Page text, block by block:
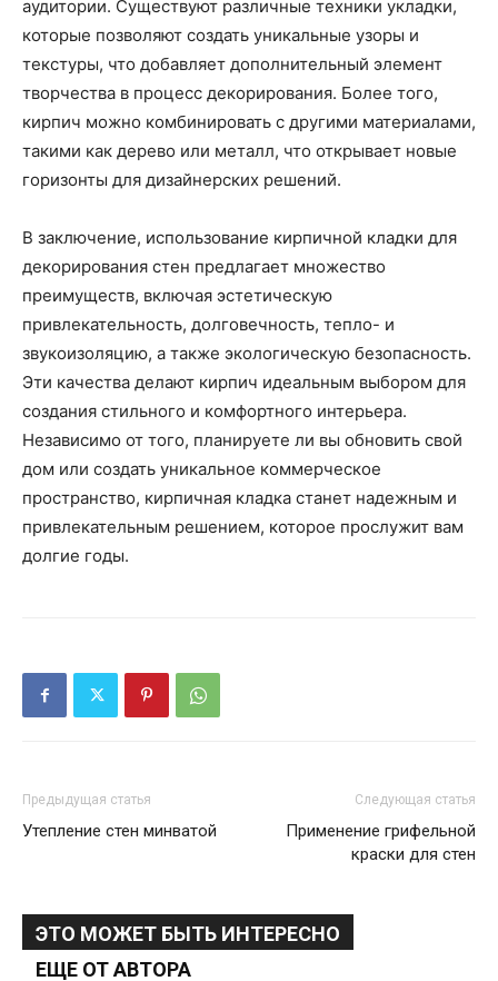
аудитории. Существуют различные техники укладки,
которые позволяют создать уникальные узоры и
текстуры, что добавляет дополнительный элемент
творчества в процесс декорирования. Более того,
кирпич можно комбинировать с другими материалами,
такими как дерево или металл, что открывает новые
горизонты для дизайнерских решений.
В заключение, использование кирпичной кладки для
декорирования стен предлагает множество
преимуществ, включая эстетическую
привлекательность, долговечность, тепло- и
звукоизоляцию, а также экологическую безопасность.
Эти качества делают кирпич идеальным выбором для
создания стильного и комфортного интерьера.
Независимо от того, планируете ли вы обновить свой
дом или создать уникальное коммерческое
пространство, кирпичная кладка станет надежным и
привлекательным решением, которое прослужит вам
долгие годы.
Предыдущая статья
Утепление стен минватой
Следующая статья
Применение грифельной
краски для стен
ЭТО МОЖЕТ БЫТЬ ИНТЕРЕСНО
ЕЩЕ ОТ АВТОРА